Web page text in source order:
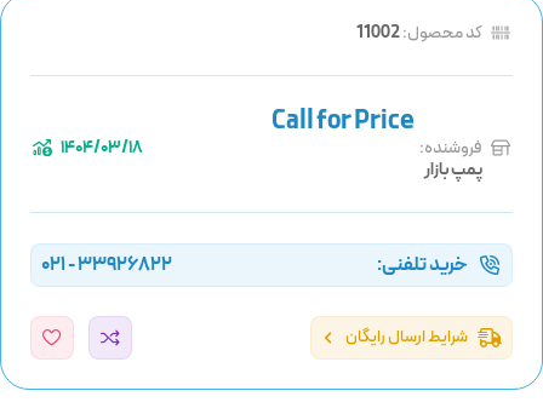
کد محصول:11002
فروشنده:
پمپ بازار
1404/03/18
خرید تلفنی: 33926822 - 021
شرایط ارسال رایگان